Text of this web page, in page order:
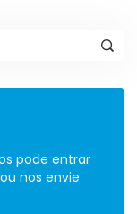
pode entrar
nos envie